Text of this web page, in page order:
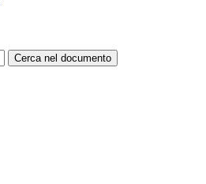
Cerca nel documento